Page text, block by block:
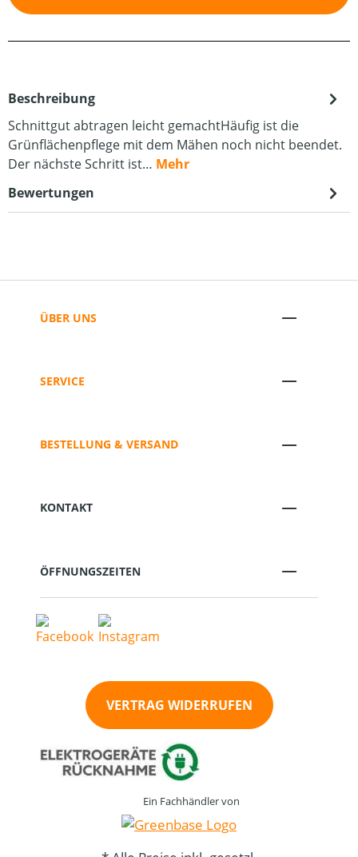
Beschreibung
Schnittgut abtragen leicht gemachtHäufig ist die
Grünflächenpflege mit dem Mähen noch nicht beendet.
Der nächste Schritt ist… Mehr
Bewertungen
ÜBER UNS
SERVICE
BESTELLUNG & VERSAND
KONTAKT
ÖFFNUNGSZEITEN
VERTRAG WIDERRUFEN
Ein Fachhändler von